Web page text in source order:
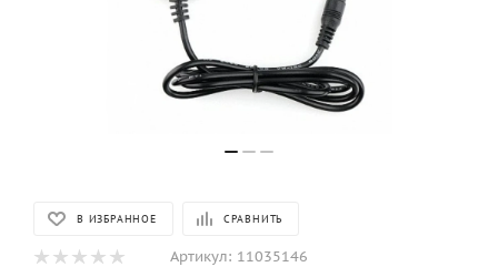
В ИЗБРАННОЕ СРАВНИТЬ
Артикул: 11035146